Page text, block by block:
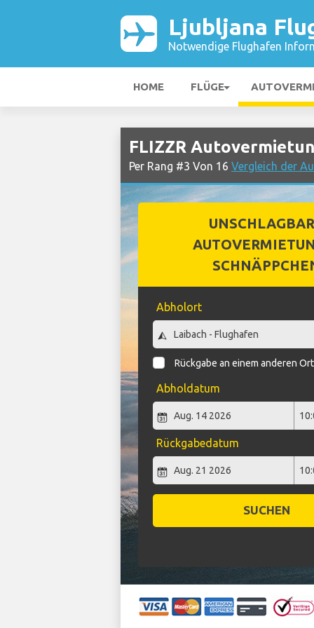
Ljubljana
Notwendige Flughafen
HOME FLÜGE
FLIZZR
Per Rang #3 Von 16 Vergleich der
Abholort
Rückgabe an einem anderen Ort
Abholdatum
Rückgabedatum
SUCHEN